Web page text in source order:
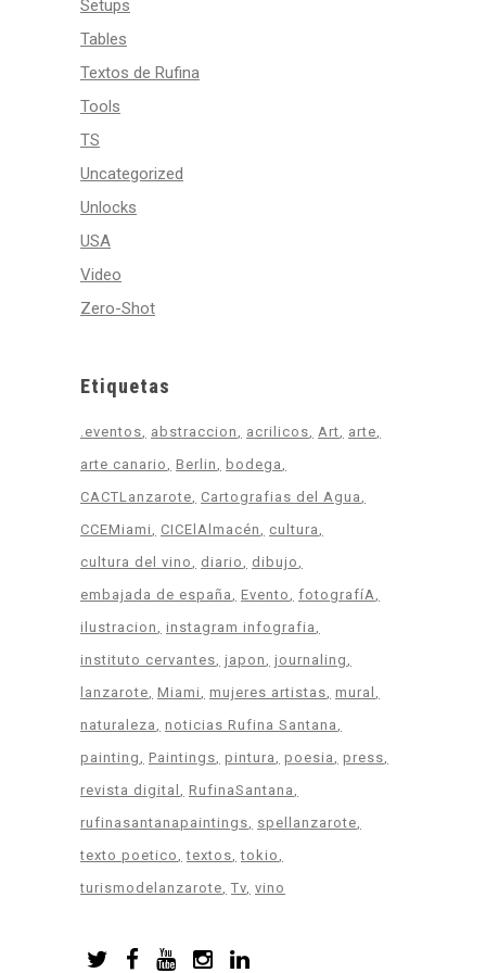
Setups
Tables
Textos de Rufina
Tools
TS
Uncategorized
Unlocks
USA
Video
Zero-Shot
Etiquetas
.eventos abstraccion acrilicos Art
arte
arte canario
Berlin
bodega
CACTLanzarote
Cartografias del Agua
CCEMiami
CICElAlmacén
cultura
cultura del vino
diario
dibujo
embajada de españa
Evento
fotografíA
ilustracion
instagram infografia
instituto cervantes japon
journaling
lanzarote Miami mujeres artistas mural
naturaleza
noticias Rufina Santana
painting
Paintings pintura poesia
press
revista digital
RufinaSantana
rufinasantanapaintings
spellanzarote
texto poetico
textos tokio
turismodelanzarote Tv vino